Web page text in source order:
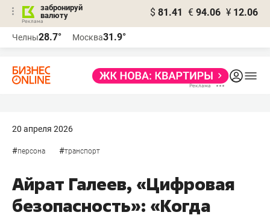
забронируй
валюту
$ 81.41 € 94.06 ¥ 12.06
Челны28.7° Москва31.9°
20 апреля 2026
#персона #транспорт
Айрат Галеев, «Цифровая
безопасность»: «Когда